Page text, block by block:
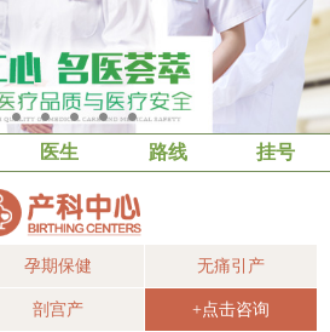
2 3 4 5 6
医生 路线 挂号
孕期保健 无痛引产
剖宫产 +点击咨询